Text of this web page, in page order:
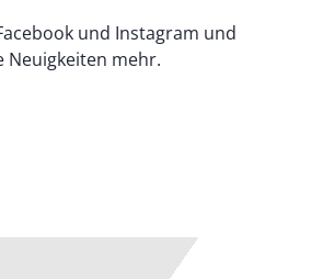
und Instagram und
Neuigkeiten mehr.